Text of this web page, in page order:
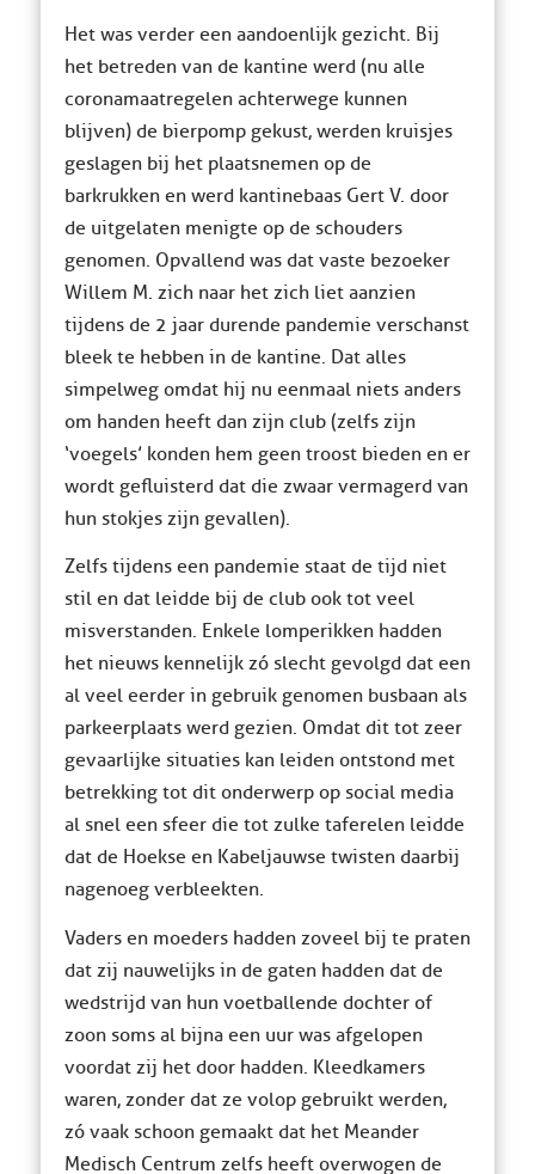
Het was verder een aandoenlijk gezicht. Bij
het betreden van de kantine werd (nu alle
coronamaatregelen achterwege kunnen
blijven) de bierpomp gekust, werden kruisjes
geslagen bij het plaatsnemen op de
barkrukken en werd kantinebaas Gert V. door
de uitgelaten menigte op de schouders
genomen. Opvallend was dat vaste bezoeker
Willem M. zich naar het zich liet aanzien
tijdens de 2 jaar durende pandemie verschanst
bleek te hebben in de kantine. Dat alles
simpelweg omdat hij nu eenmaal niets anders
om handen heeft dan zijn club (zelfs zijn
‘voegels’ konden hem geen troost bieden en er
wordt gefluisterd dat die zwaar vermagerd van
hun stokjes zijn gevallen).
Zelfs tijdens een pandemie staat de tijd niet
stil en dat leidde bij de club ook tot veel
misverstanden. Enkele lomperikken hadden
het nieuws kennelijk zó slecht gevolgd dat een
al veel eerder in gebruik genomen busbaan als
parkeerplaats werd gezien. Omdat dit tot zeer
gevaarlijke situaties kan leiden ontstond met
betrekking tot dit onderwerp op social media
al snel een sfeer die tot zulke taferelen leidde
dat de Hoekse en Kabeljauwse twisten daarbij
nagenoeg verbleekten.
Vaders en moeders hadden zoveel bij te praten
dat zij nauwelijks in de gaten hadden dat de
wedstrijd van hun voetballende dochter of
zoon soms al bijna een uur was afgelopen
voordat zij het door hadden. Kleedkamers
waren, zonder dat ze volop gebruikt werden,
zó vaak schoon gemaakt dat het Meander
Medisch Centrum zelfs heeft overwogen de